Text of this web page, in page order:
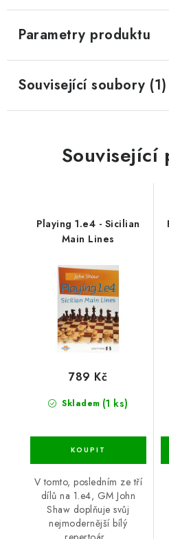
Parametry produktu
Související soubory (1)
Související
Playing 1.e4 - Sicilian
Main Lines
Skladem (1 ks)
789 Kč
V tomto, posledním ze tří
dílů na 1.e4, GM John
Shaw doplňuje svůj
nejmodernější bílý